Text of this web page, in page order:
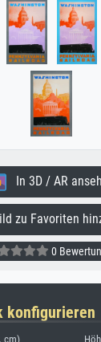
In 3D / AR
zu Favoriten
0
konfigurieren
cm)